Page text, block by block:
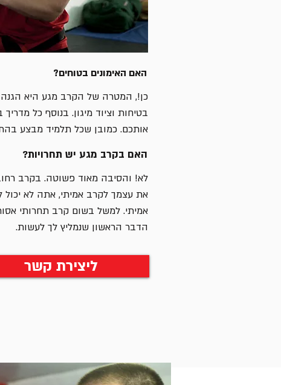
האם האימונים בטוחים?
כן!, המטרה של הקרב מגע היא הגנה
בטיחות וציוד מיגון. בנוסף כל
אותכם. כמובן שכל תלמיד מבצע
האם בקרב מגע יש תחרויות?
לא! והסיבה מאוד פשוטה. בקרב
את עצמך לקרב אמיתי, אתה לא יכול
אמיתי. למשל בשום קרב תחרותי
הדבר הראשון שנמליץ לך לעשות.
ליצירת קשר